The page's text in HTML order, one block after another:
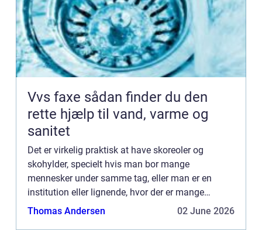
Vvs faxe sådan finder du den
rette hjælp til vand, varme og
sanitet
Det er virkelig praktisk at have skoreoler og
skohylder, specielt hvis man bor mange
mennesker under samme tag, eller man er en
institution eller lignende, hvor der er mange
besøgende med videre, der kommer forbi med
Thomas Andersen 02 June 2026